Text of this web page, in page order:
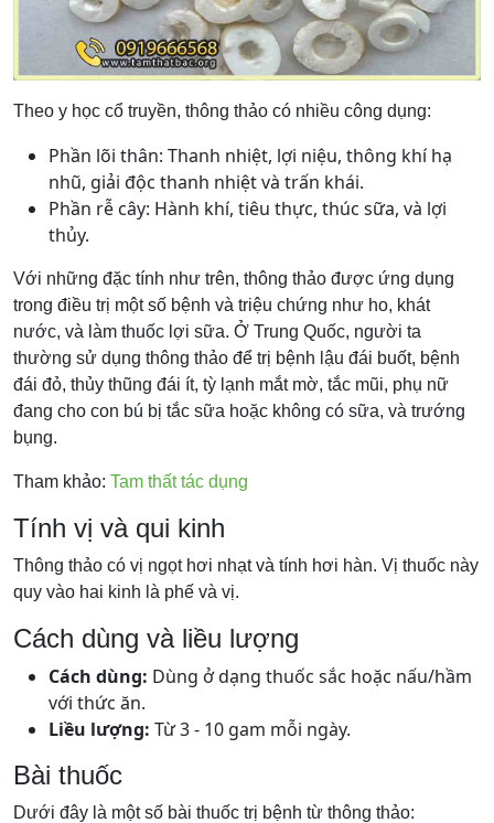
Theo y học cổ truyền, thông thảo có nhiều công dụng:
Phần lõi thân: Thanh nhiệt, lợi niệu, thông khí hạ
nhũ, giải độc thanh nhiệt và trấn khái.
Phần rễ cây: Hành khí, tiêu thực, thúc sữa, và lợi
thủy.
Với những đặc tính như trên, thông thảo được ứng dụng
trong điều trị một số bệnh và triệu chứng như ho, khát
nước, và làm thuốc lợi sữa. Ở Trung Quốc, người ta
thường sử dụng thông thảo để trị bệnh lậu đái buốt, bệnh
đái đỏ, thủy thũng đái ít, tỳ lạnh mắt mờ, tắc mũi, phụ nữ
đang cho con bú bị tắc sữa hoặc không có sữa, và trướng
bụng.
Tham khảo: Tam thất tác dụng
Tính vị và qui kinh
Thông thảo có vị ngọt hơi nhạt và tính hơi hàn. Vị thuốc này
quy vào hai kinh là phế và vị.
Cách dùng và liều lượng
Cách dùng: Dùng ở dạng thuốc sắc hoặc nấu/hầm
với thức ăn.
Liều lượng: Từ 3 - 10 gam mỗi ngày.
Bài thuốc
Dưới đây là một số bài thuốc trị bệnh từ thông thảo: